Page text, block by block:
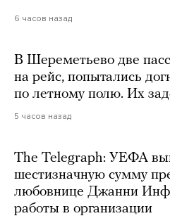
6 часов назад
В Шереметьево две
на рейс, попытались
по летному полю. Их
5 часов назад
The Telegraph: УЕФА
шестизначную сумму
любовнице Джанни
работы в организации